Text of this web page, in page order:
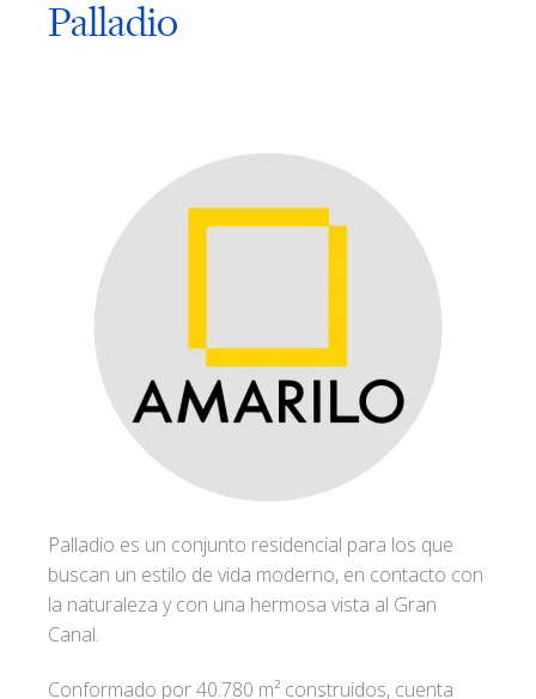
Palladio
Palladio es un conjunto residencial para los que
buscan un estilo de vida moderno, en contacto con
la naturaleza y con una hermosa vista al Gran
Canal.
Conformado por 40.780 m² construidos, cuenta